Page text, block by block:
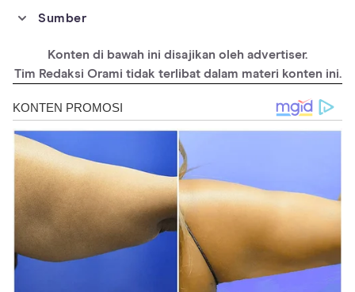
Sumber
secrets/routine/safely-exfoliate-at-home
https://www.healthline.com/health/beauty-skin-care/meaning-
of-exfoliating#faqs
https://www.cetaphil.com.my/product/cetaphil-daily-
exfoliating-cleanser
https://www.halodoc.com/obat-dan-vitamin/cetaphil-daily-
exfoliating-cleanser-178-ml
https://www.cetaphil.co.id/product/cetaphil-daily-exfoliating-
cleanser
Konten di bawah ini disajikan oleh advertiser.
Tim Redaksi Orami tidak terlibat dalam materi konten ini.